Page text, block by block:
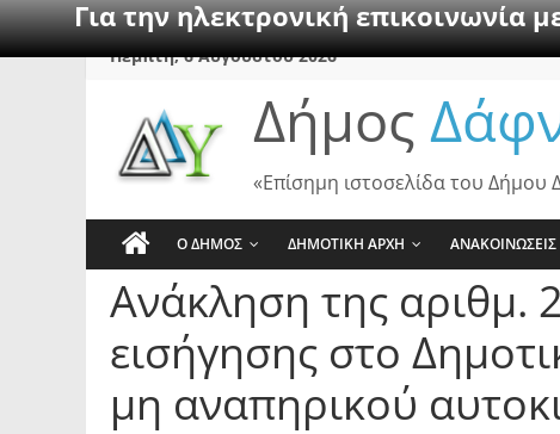
Για την ηλεκτρονική επικοινωνία
SkipΠέμπτη, 6 Αυγούστου 2026
Δήμος
«Επίσημη ιστοσελίδα του
Ο ΔΗΜΟΣ ΔΗΜΟΤΙΚΗ ΑΡΧΗ ΑΝΑΚΟΙΝΩΣΕΙΣ
Ανάκληση της αριθμ.
εισήγησης στο
μη αναπηρικού